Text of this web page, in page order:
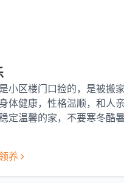
小区楼门口捡的，是被搬
体健康，性格温顺，和人
定温馨的家，不要寒冬酷
养